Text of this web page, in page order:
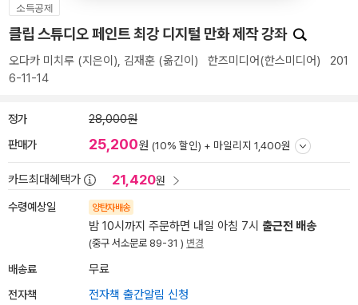
소득공제
클립 스튜디오 페인트 최강 디지털 만화 제작 강좌
오다카 미치루 (지은이), 김재훈 (옮긴이) 한즈미디어(한스미디어) 201
6-11-14
정가 28,000원
판매가 25,200원 (10% 할인) + 마일리지 1,400원
카드최대혜택가 21,420원
수령예상일 양탄자배송
밤 10시까지 주문하면 내일 아침 7시 출근전 배송
(중구 서소문로 89-31 ) 변경
배송료 무료
전자책 전자책 출간알림 신청